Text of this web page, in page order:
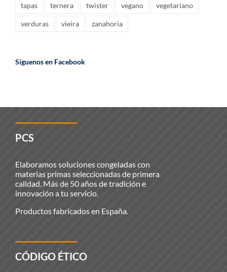
tapas ternera twister vegano vegetariano
verduras vieira zanahoria
Síguenos en Facebook
PCS
Elaboramos soluciones congeladas con
materias primas seleccionadas de primera
calidad. Más de 50 años de tradición e
innovación a tu servicio.
Productos fabricados en España.
CÓDIGO ÉTICO